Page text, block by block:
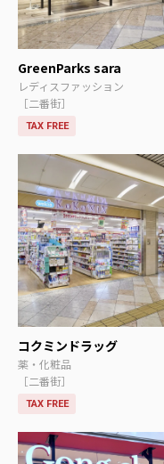
GreenParks sara
レディスファッション
［二番街］
TAX FREE
コクミンドラッグ
薬・化粧品
［二番街］
TAX FREE